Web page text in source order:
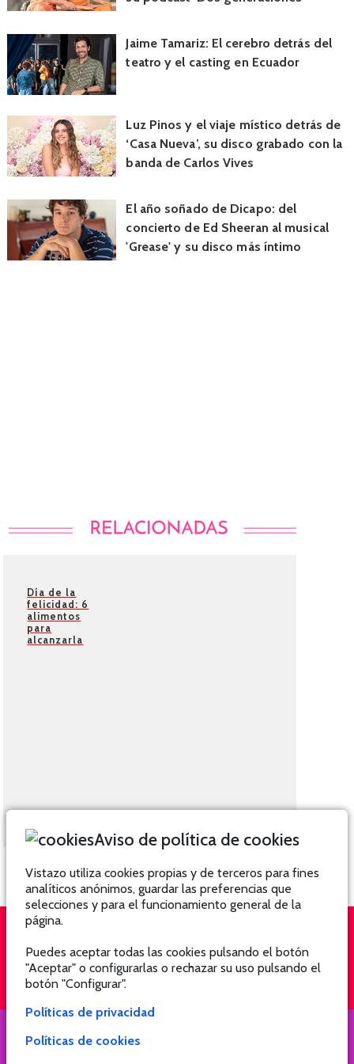
Jaime Tamariz: El cerebro detrás del
teatro y el casting en Ecuador
Luz Pinos y el viaje místico detrás de
‘Casa Nueva’, su disco grabado con la
banda de Carlos Vives
El año soñado de Dicapo: del
concierto de Ed Sheeran al musical
'Grease' y su disco más íntimo
Día de la
felicidad: 6
alimentos
para
alcanzarla
QUIÉNES SOMOS SUSCRÍBETE
Aviso de política de cookies
Vistazo utiliza cookies propias y de terceros para fines
analíticos anónimos, guardar las preferencias que
selecciones y para el funcionamiento general de la
página.
Puedes aceptar todas las cookies pulsando el botón
"Aceptar" o configurarlas o rechazar su uso pulsando el
botón "Configurar".
Políticas de privacidad
Políticas de cookies